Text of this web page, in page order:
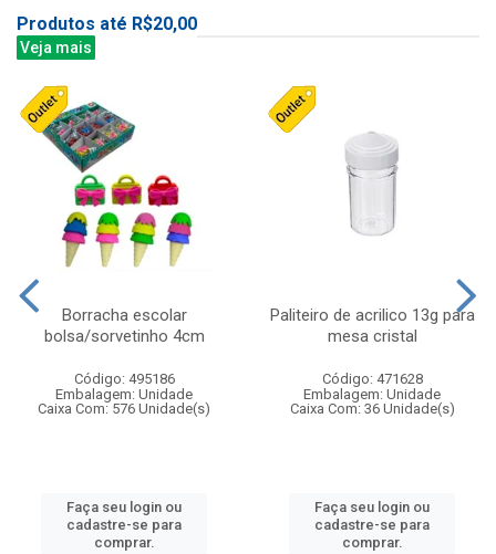
Produtos até R$20,00
Veja mais
Borracha escolar
bolsa/sorvetinho 4cm
Código: 495186
Embalagem: Unidade
Caixa Com: 576 Unidade(s)
Faça seu login ou
cadastre-se para
comprar.
Paliteiro de acrilico 13g para
mesa cristal
Código: 471628
Embalagem: Unidade
Caixa Com: 36 Unidade(s)
Faça seu login ou
cadastre-se para
comprar.